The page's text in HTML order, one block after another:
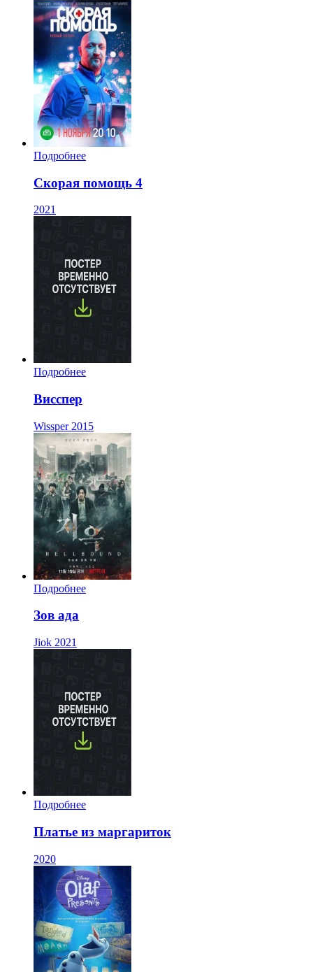
Подробнее
Скорая помощь 4
2021
Подробнее
Висспер
Wissper 2015
Подробнее
Зов ада
Jiok 2021
Подробнее
Платье из маргариток
2020